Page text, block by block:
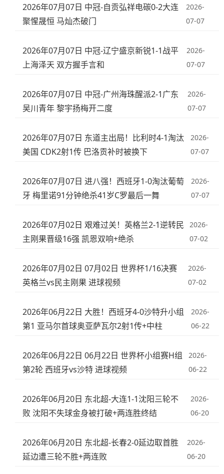
2026年07月07日 中冠-自贡弘祥电碳0-2大连
聚惺晟恒 马灿杰破门
2026-
07-07
2026年07月07日 中冠-辽宁盛京新锐1-1战平
上海泽天 双方握手言和
2026-
07-07
2026年07月07日 中冠-广州海珠醒派2-1广东
吴川青年 黎宇扬梅开二度
2026-
07-07
2026年07月07日 东道主出局！比利时4-1淘汰
美国 CDK2射1传 巴洛贡补时被换下
2026-
07-07
2026年07月07日 进八强！西班牙1-0淘汰葡萄
牙 梅里诺91分钟绝杀41岁C罗最后一舞
2026-
07-07
2026年07月02日 艰难过关！英格兰2-1逆转民
主刚果晋级16强 凯恩双响+绝杀
2026-
07-02
2026年07月02日 07月02日 世界杯1/16决赛
英格兰vs民主刚果 进球视频
2026-
07-02
2026年06月22日 大胜！西班牙4-0沙特升小组
第1 亚马尔首球奥亚萨瓦尔2射1传+中柱
2026-
06-22
2026年06月22日 06月22日 世界杯小组赛H组
第2轮 西班牙vs沙特 进球视频
2026-
06-22
2026年06月20日 东北超-大连1-1沈阳三轮不
败 沈阳不失球金身被打破+两连胜终结
2026-
06-20
2026年06月20日 东北超-长春2-0延边取首胜
延边遭三轮不胜+两连败
2026-
06-20